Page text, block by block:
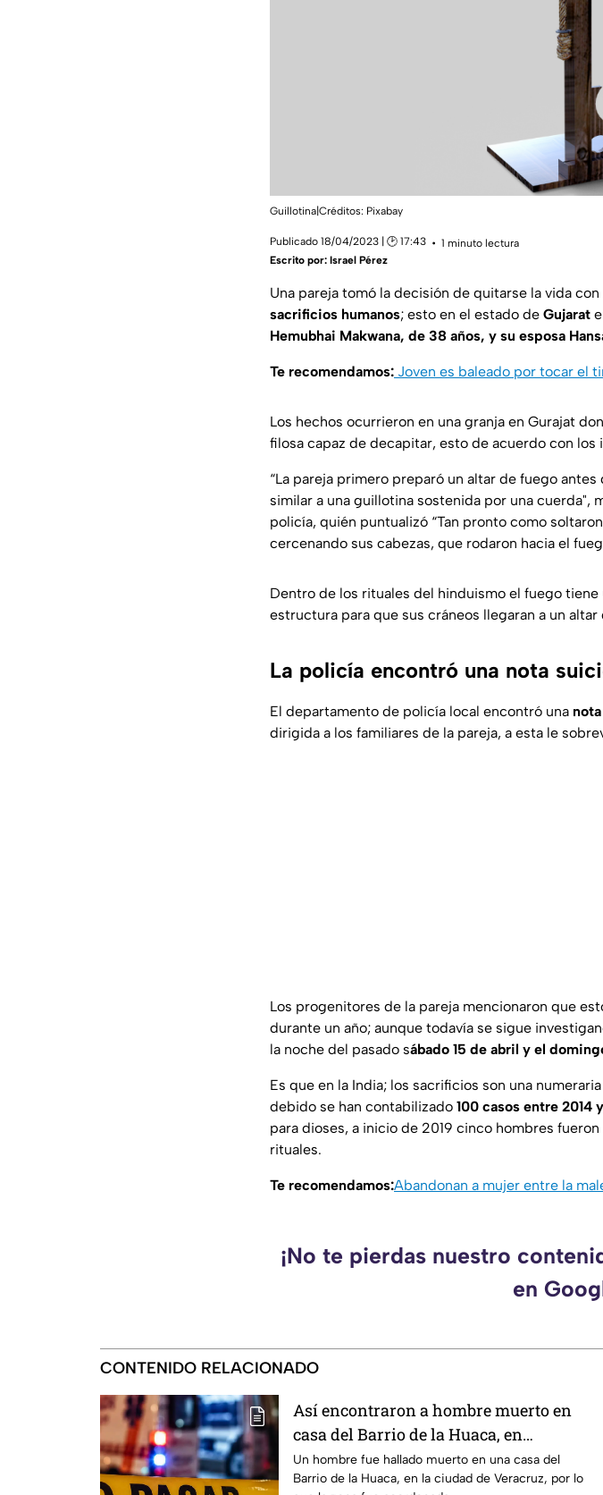
Guillotina|Créditos: Pixabay
Publicado 18/04/2023 | 🕑 17:43
1 minuto lectura
Escrito por: Israel Pérez
Una pareja tomó la decisión de quitarse la vida con
sacrificios humanos; esto en el estado de Gujarat
Hemubhai Makwana, de 38 años, y su esposa
Te recomendamos: Joven es baleado por tocar el
Los hechos ocurrieron en una granja en Gurajat
filosa capaz de decapitar, esto de acuerdo con los
“La pareja primero preparó un altar de fuego
similar a una guillotina sostenida por una cuerda",
policía, quién puntualizó “Tan pronto como
cercenando sus cabezas, que rodaron hacia el
Dentro de los rituales del hinduismo el fuego
estructura para que sus cráneos llegaran a un
La policía encontró una nota
El departamento de policía local encontró una
dirigida a los familiares de la pareja, a esta le
Los progenitores de la pareja mencionaron que
durante un año; aunque todavía se sigue
la noche del pasado sábado 15 de abril y el
Es que en la India; los sacrificios son una
debido se han contabilizado 100 casos entre 2014
para dioses, a inicio de 2019 cinco hombres
rituales.
Te recomendamos:Abandonan a mujer entre la
¡No te pierdas nuestro
en
CONTENIDO RELACIONADO
Así encontraron a hombre muerto en
casa del Barrio de la Huaca, en
Veracruz
Un hombre fue hallado muerto en una casa del
Barrio de la Huaca, en la ciudad de Veracruz, por lo